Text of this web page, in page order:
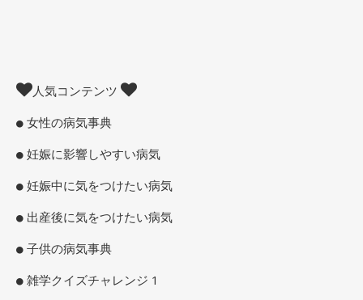
人気コンテンツ
女性の病気事典
妊娠に影響しやすい病気
妊娠中に気をつけたい病気
出産後に気をつけたい病気
子供の病気事典
雑学クイズチャレンジ 1